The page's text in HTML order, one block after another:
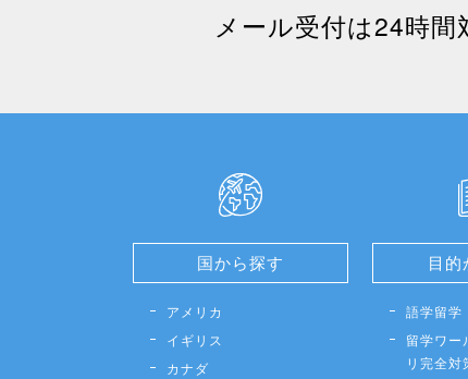
メール受付は24時間
国から探す
アメリカ
イギリス
カナダ
目的
語学留学
留学ワー
リ完全対